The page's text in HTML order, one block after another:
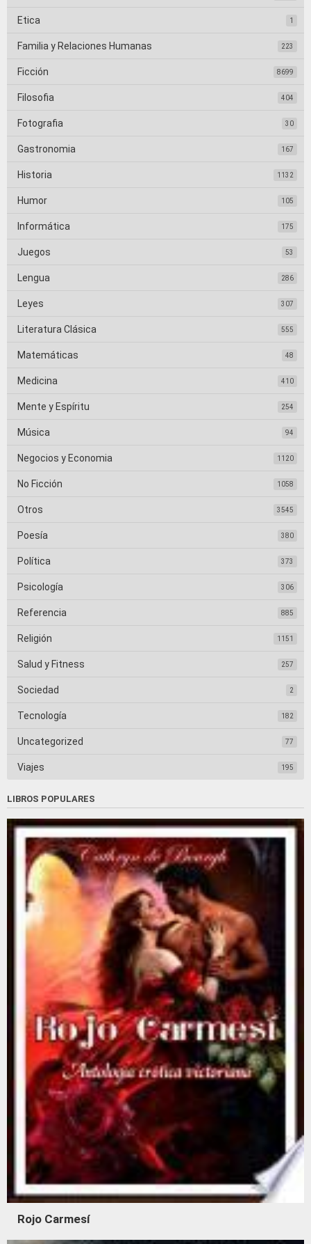
Etica 1
Familia y Relaciones Humanas 223
Ficción 8699
Filosofia 404
Fotografia 30
Gastronomia 167
Historia 1132
Humor 105
Informática 175
Juegos 53
Lengua 286
Leyes 307
Literatura Clásica 555
Matemáticas 48
Medicina 410
Mente y Espíritu 254
Música 94
Negocios y Economia 1120
No Ficción 1058
Otros 3545
Poesía 380
Política 373
Psicología 306
Referencia 885
Religión 1151
Salud y Fitness 257
Sociedad 2
Tecnología 182
Uncategorized 77
Viajes 195
LIBROS POPULARES
Rojo Carmesí